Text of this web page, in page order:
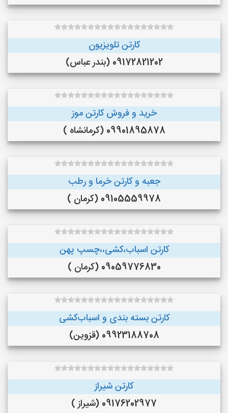
کارتن تلویزیون
09172821202 (بندر عباس)
خرید و فروش کارتن موز
09901895878 (کرمانشاه )
جعبه و کارتن خرما و رطب
09105559978 (کرمان )
کارتن اسباب،کشی،،چسپ پهن
09059776830 (کرمان )
کارتن بسته بندی و اسباب‌کشی
09923188708 (قزوین)
کارتن شیراز
09176202977 (شیراز )